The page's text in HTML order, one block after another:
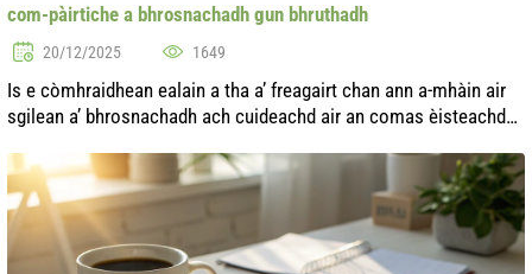
com-pàirtiche a bhrosnachadh gun bhruthadh
20/12/2025 1649
Is e còmhraidhean ealain a tha a’ freagairt chan ann a-mhàin air
sgilean a’ bhrosnachadh ach cuideachd air an comas èisteachd
diugh, far a ...